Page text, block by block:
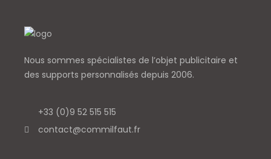
Nous sommes spécialistes de l’objet publicitaire et
des supports personnalisés depuis 2006.
+33 (0)9 52 515 515
contact@commilfaut.fr